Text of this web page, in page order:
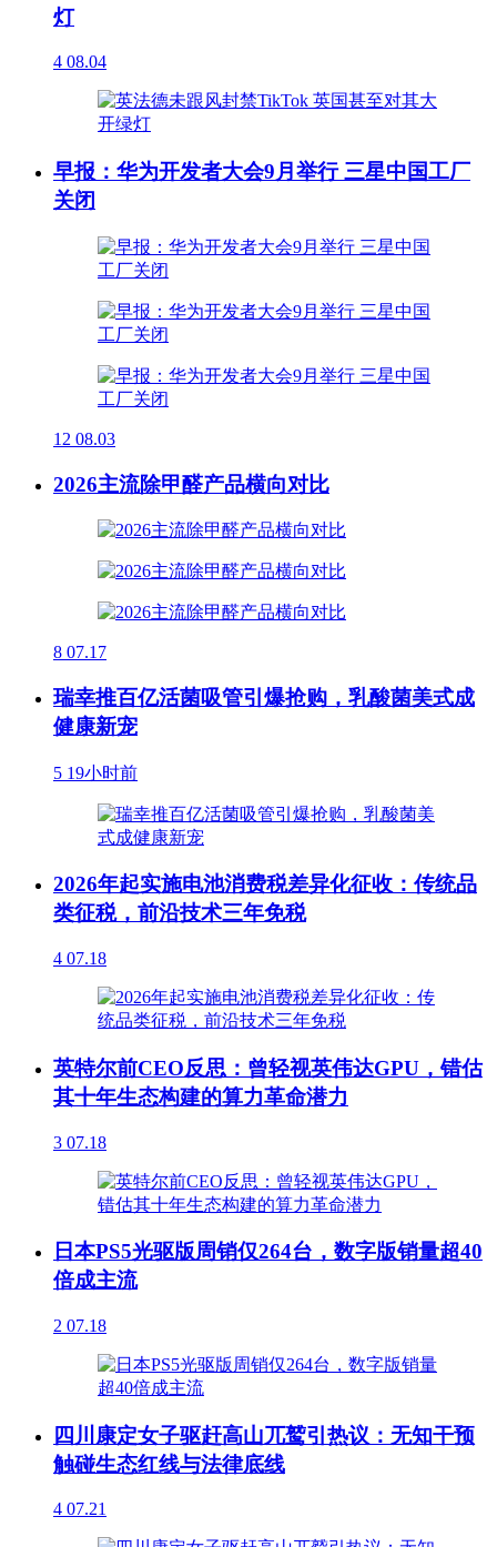
灯
4 08.04
早报：华为开发者大会9月举行 三星中国工厂
关闭
12 08.03
2026主流除甲醛产品横向对比
8 07.17
瑞幸推百亿活菌吸管引爆抢购，乳酸菌美式成
健康新宠
5 19小时前
2026年起实施电池消费税差异化征收：传统品
类征税，前沿技术三年免税
4 07.18
英特尔前CEO反思：曾轻视英伟达GPU，错估
其十年生态构建的算力革命潜力
3 07.18
日本PS5光驱版周销仅264台，数字版销量超40
倍成主流
2 07.18
四川康定女子驱赶高山兀鹫引热议：无知干预
触碰生态红线与法律底线
4 07.21